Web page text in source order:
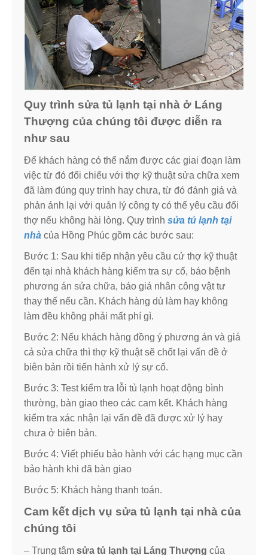
Quy trình sửa tủ lạnh tại nhà ở Láng
Thượng của chúng tôi được diễn ra
như sau
Để khách hàng có thể nắm được các giai đoạn làm
việc từ đó đối chiếu với thợ kỹ thuật sửa chữa xem
đã làm đúng quy trình hay chưa, từ đó đánh giá và
phản ánh lại với quản lý công ty có thể yêu cầu đổi
thợ nếu không hài lòng. Quy trình sửa tủ lạnh tại
nhà của Hồng Phúc gồm các bước sau:
Bước 1: Sau khi tiếp nhận yêu cầu cử thợ kỹ thuật
đến tại nhà khách hàng kiểm tra sự cố, báo bệnh
phương án sửa chữa, báo giá nhân công vật tư
thay thế nếu cần. Khách hàng dù làm hay không
làm đều không phải mất phí gì.
Bước 2: Nếu khách hàng đồng ý phương án và giá
cả sửa chữa thì thợ kỹ thuật sẽ chốt lại vấn đề ở
biên bản rồi tiến hành xử lý sự cố.
Bước 3: Test kiểm tra lỗi tủ lạnh hoạt động bình
thường, bàn giao theo các cam kết. Khách hàng
kiểm tra xác nhận lại vấn đề đã được xử lý hay
chưa ở biên bản.
Bước 4: Viết phiếu bảo hành với các hạng mục cần
bảo hành khi đã bàn giao
Bước 5: Khách hàng thanh toán.
Cam kết dịch vụ sửa tủ lạnh tại nhà của
chúng tôi
– Trung tâm sửa tủ lạnh tại Láng Thượng của